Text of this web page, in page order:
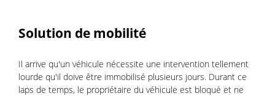
Solution de mobilité
Il arrive qu'un véhicule nécessite une intervention tellement
lourde qu'il doive être immobilisé plusieurs jours. Durant ce
laps de temps, le propriétaire du véhicule est bloqué et ne